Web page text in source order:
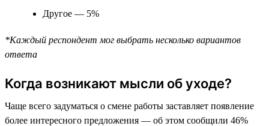
Другое — 5%
*Каждый респондент мог выбрать несколько вариантов
ответа
Когда возникают мысли об уходе?
Чаще всего задуматься о смене работы заставляет появление
более интересного предложения — об этом сообщили 46%